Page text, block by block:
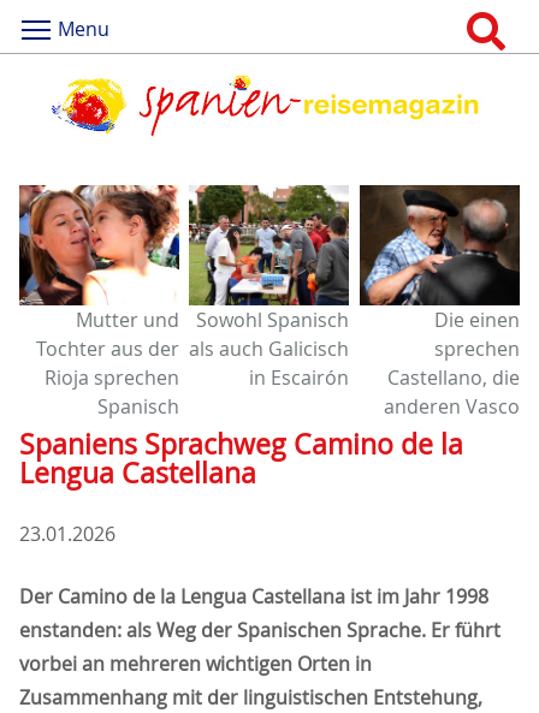
Menu
Mutter und
Tochter aus der
Rioja sprechen
Spanisch
Sowohl Spanisch
als auch Galicisch
in Escairón
Die einen
sprechen
Castellano, die
anderen Vasco
Spaniens Sprachweg Camino de la
Lengua Castellana
23.01.2026
Der Camino de la Lengua Castellana ist im Jahr 1998
enstanden: als Weg der Spanischen Sprache. Er führt
vorbei an mehreren wichtigen Orten in
Zusammenhang mit der linguistischen Entstehung,